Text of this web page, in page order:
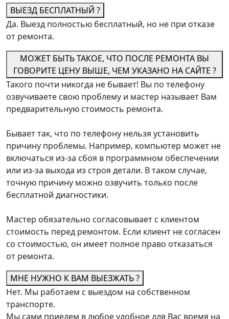
ВЫЕЗД БЕСПЛАТНЫЙ ?
Да. Выезд полностью бесплатный, но не при отказе
от ремонта.
МОЖЕТ БЫТЬ ТАКОЕ, ЧТО ПОСЛЕ РЕМОНТА ВЫ
ГОВОРИТЕ ЦЕНУ ВЫШЕ, ЧЕМ УКАЗАНО НА САЙТЕ ?
Такого почти никогда не бывает! Вы по телефону
озвучиваете свою проблему и мастер называет Вам
предварительную стоимость ремонта.
Бывает так, что по телефону нельзя установить
причину проблемы. Например, компьютер может не
включаться из-за сбоя в программном обеспечении
или из-за выхода из строя детали. В таком случае,
точную причину можно озвучить только после
бесплатной диагностики.
Мастер обязательно согласовывает с клиентом
стоимость перед ремонтом. Если клиент не согласен
со стоимостью, он имеет полное право отказаться
от ремонта.
МНЕ НУЖНО К ВАМ ВЫЕЗЖАТЬ ?
Нет. Мы работаем с выездом на собственном
транспорте.
Мы сами приедем в любое удобное для Вас время на